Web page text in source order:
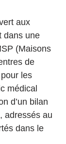
aux
dans une
(Maisons
de
les
médical
d’un bilan
adressés au
dans le